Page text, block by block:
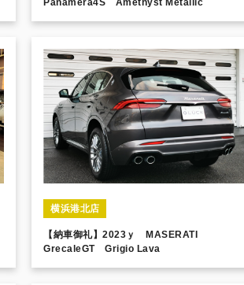
横浜港北店
【納車御礼】2023ｙ MASERATI
GrecaleGT Grigio Lava